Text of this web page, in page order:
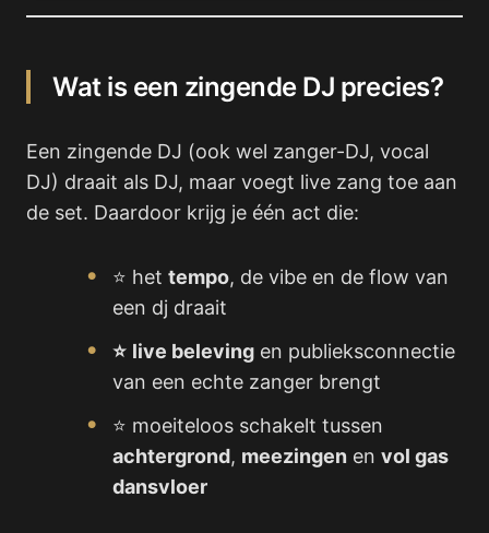
Wat is een zingende DJ precies?
Een zingende DJ (ook wel zanger-DJ, vocal
DJ) draait als DJ, maar voegt live zang toe aan
de set. Daardoor krijg je één act die:
⭐ het tempo, de vibe en de flow van
een dj draait
⭐ live beleving en publieksconnectie
van een echte zanger brengt
⭐ moeiteloos schakelt tussen
achtergrond, meezingen en vol gas
dansvloer